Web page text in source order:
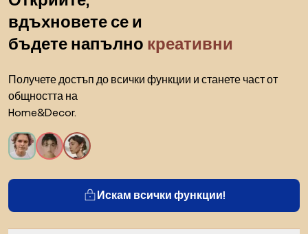
вдъхновете се и
бъдете напълно креативни
Получете достъп до всички функции и станете част от
общността на
Home&Decor.
Искам всички функции!